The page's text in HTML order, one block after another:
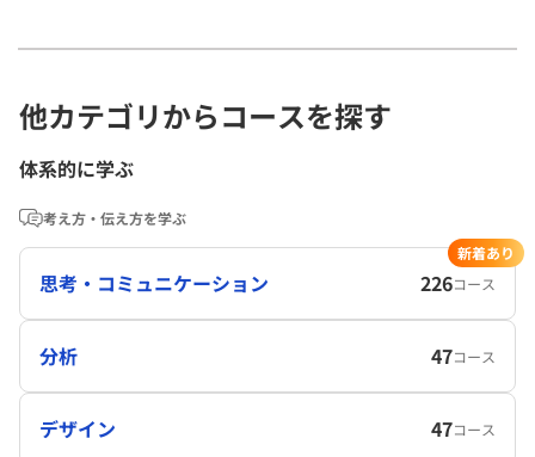
他カテゴリからコースを探す
体系的に学ぶ
考え方・伝え方を学ぶ
思考・コミュニケーション 226コース
新着あり
分析 47コース
デザイン 47コース